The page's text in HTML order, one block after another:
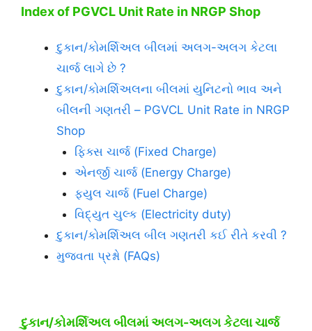
Index of PGVCL Unit Rate in NRGP Shop
દુકાન/કોમર્શિઅલ બીલમાં અલગ-અલગ કેટલા
ચાર્જ લાગે છે ?
દુકાન/કોમર્શિઅલના બીલમાં યુનિટનો ભાવ અને
બીલની ગણતરી – PGVCL Unit Rate in NRGP
Shop
ફિક્સ ચાર્જ (Fixed Charge)
એનર્જી ચાર્જ (Energy Charge)
ફયુલ ચાર્જ (Fuel Charge)
વિદ્યુત ચુલ્ક (Electricity duty)
દુકાન/કોમર્શિઅલ બીલ ગણતરી કઈ રીતે કરવી ?
મુજવતા પ્રશ્નો (FAQs)
દુકાન/કોમર્શિઅલ બીલમાં અલગ-અલગ કેટલા ચાર્જ